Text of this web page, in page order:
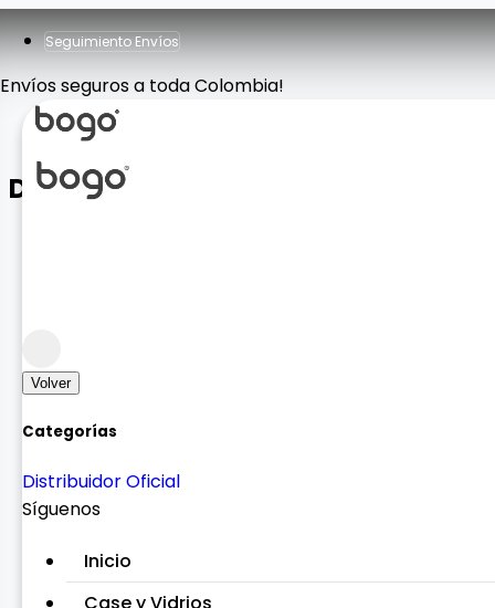
Seguimiento Envíos
Envíos seguros a toda Colombia!
Volver
Categorías
Distribuidor Oficial
Síguenos
Inicio
Case y Vidrios
Diadema Max 9